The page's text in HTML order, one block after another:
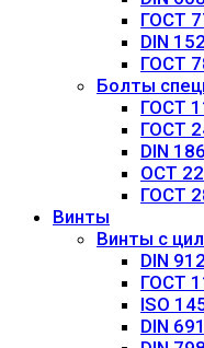
ГОСТ
DIN
ГОСТ
Болты
ГОСТ
ГОСТ
DIN 186
ОСТ
ГОСТ
Винты
Винты с
DIN 912
ГОСТ
ISO
DIN